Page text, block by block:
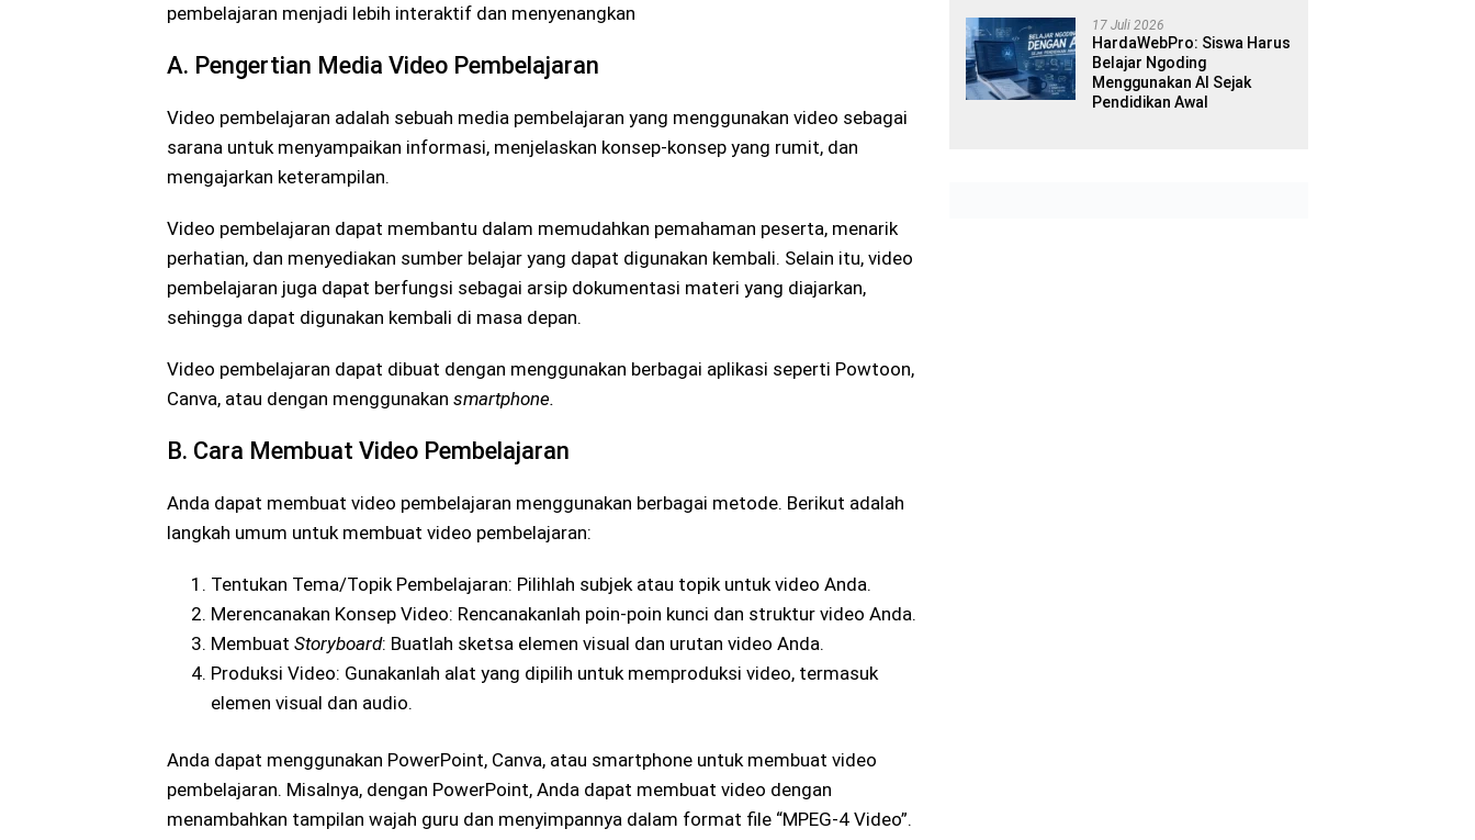
pembelajaran menjadi lebih interaktif dan menyenangkan
A. Pengertian Media Video Pembelajaran
Video pembelajaran adalah sebuah media pembelajaran yang menggunakan video sebagai
sarana untuk menyampaikan informasi, menjelaskan konsep-konsep yang rumit, dan
mengajarkan keterampilan.
Video pembelajaran dapat membantu dalam memudahkan pemahaman peserta, menarik
perhatian, dan menyediakan sumber belajar yang dapat digunakan kembali. Selain itu, video
pembelajaran juga dapat berfungsi sebagai arsip dokumentasi materi yang diajarkan,
sehingga dapat digunakan kembali di masa depan.
Video pembelajaran dapat dibuat dengan menggunakan berbagai aplikasi seperti Powtoon,
Canva, atau dengan menggunakan smartphone.
B. Cara Membuat Video Pembelajaran
Anda dapat membuat video pembelajaran menggunakan berbagai metode. Berikut adalah
langkah umum untuk membuat video pembelajaran:
Tentukan Tema/Topik Pembelajaran: Pilihlah subjek atau topik untuk video Anda.
Merencanakan Konsep Video: Rencanakanlah poin-poin kunci dan struktur video Anda.
Membuat Storyboard: Buatlah sketsa elemen visual dan urutan video Anda.
Produksi Video: Gunakanlah alat yang dipilih untuk memproduksi video, termasuk
elemen visual dan audio.
Anda dapat menggunakan PowerPoint, Canva, atau smartphone untuk membuat video
pembelajaran. Misalnya, dengan PowerPoint, Anda dapat membuat video dengan
menambahkan tampilan wajah guru dan menyimpannya dalam format file “MPEG-4 Video”.
17 Juli 2026
HardaWebPro: Siswa Harus
Belajar Ngoding
Menggunakan AI Sejak
Pendidikan Awal